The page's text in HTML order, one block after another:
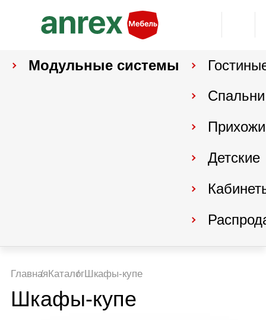
Модульные системы
Спальни
Детские
ГлавнаяКаталогШкафы-купе
Шкафы-купе